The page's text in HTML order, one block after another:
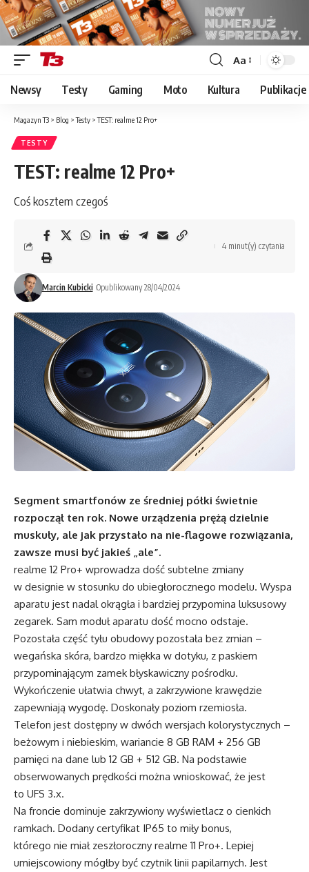
Font
Resizer
Aa
Newsy Testy Gaming Moto Kultura Publikacje
Magazyn T3 > Blog >Testy >TEST: realme 12 Pro+
TESTY
TEST: realme 12 Pro+
Coś kosztem czegoś
Marcin Kubicki Opublikowany 28/04/2024
4 minut(y) czytania
Segment smartfonów ze średniej półki świetnie
rozpoczął ten rok. Nowe urządzenia prężą dzielnie
muskuły, ale jak przystało na nie-flagowe rozwiązania,
zawsze musi być jakieś „ale”.
realme 12 Pro+ wprowadza dość subtelne zmiany
w designie w stosunku do ubiegłorocznego modelu. Wyspa
aparatu jest nadal okrągła i bardziej przypomina luksusowy
zegarek. Sam moduł aparatu dość mocno odstaje.
Pozostała część tyłu obudowy pozostała bez zmian –
wegańska skóra, bardzo miękka w dotyku, z paskiem
przypominającym zamek błyskawiczny pośrodku.
Wykończenie ułatwia chwyt, a zakrzywione krawędzie
zapewniają wygodę. Doskonały poziom rzemiosła.
Telefon jest dostępny w dwóch wersjach kolorystycznych –
beżowym i niebieskim, wariancie 8 GB RAM + 256 GB
pamięci na dane lub 12 GB + 512 GB. Na podstawie
obserwowanych prędkości można wnioskować, że jest
to UFS 3.x.
Na froncie dominuje zakrzywiony wyświetlacz o cienkich
ramkach. Dodany certyfikat IP65 to miły bonus,
którego nie miał zeszłoroczny realme 11 Pro+. Lepiej
umiejscowiony mógłby być czytnik linii papilarnych. Jest